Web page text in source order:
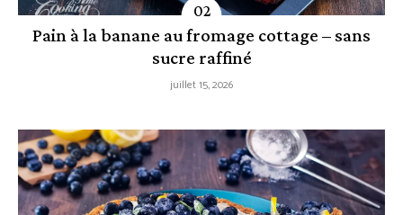
Pain à la banane au fromage cottage – sans
sucre raffiné
juillet 15, 2026